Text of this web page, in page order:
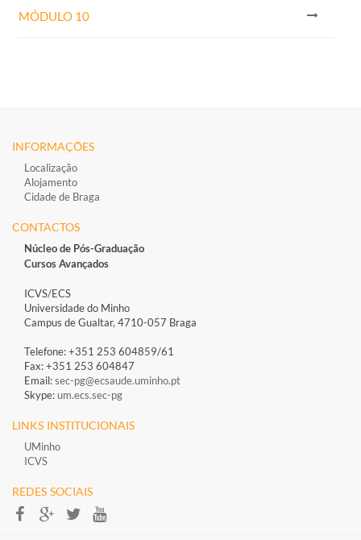
MÓDULO 10
INFORMAÇÕES
Localização
Alojamento
Cidade de Braga
CONTACTOS
Núcleo de Pós-Graduação
Cursos Avançados
ICVS/ECS
Universidade do Minho
Campus de Gualtar, 4710-057 Braga
Telefone: +351 253 604859/61
Fax: +351 253 604847
Email:sec-pg@ecsaude.uminho.pt
Skype:um.ecs.sec-pg
LINKS INSTITUCIONAIS
UMinho
ICVS
REDES SOCIAIS​​​​